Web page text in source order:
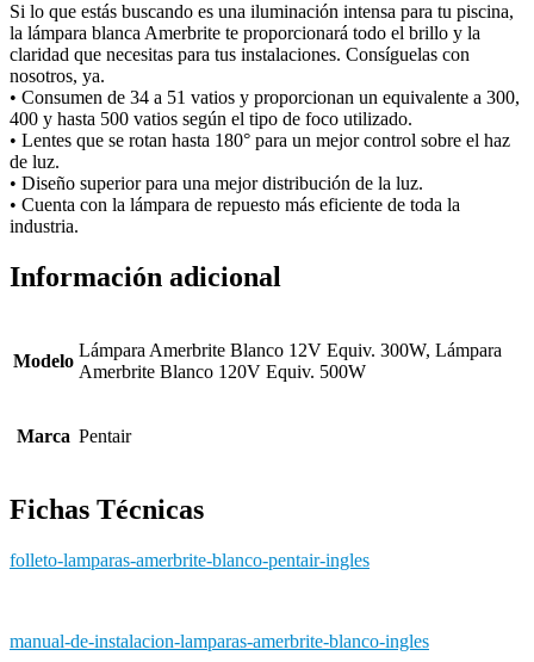
Si lo que estás buscando es una iluminación intensa para tu piscina,
la lámpara blanca Amerbrite te proporcionará todo el brillo y la
claridad que necesitas para tus instalaciones. Consíguelas con
nosotros, ya.
• Consumen de 34 a 51 vatios y proporcionan un equivalente a 300,
400 y hasta 500 vatios según el tipo de foco utilizado.
• Lentes que se rotan hasta 180° para un mejor control sobre el haz
de luz.
• Diseño superior para una mejor distribución de la luz.
• Cuenta con la lámpara de repuesto más eficiente de toda la
industria.
Información adicional
Modelo
Lámpara Amerbrite Blanco 12V Equiv. 300W, Lámpara
Amerbrite Blanco 120V Equiv. 500W
Marca Pentair
Fichas Técnicas
folleto-lamparas-amerbrite-blanco-pentair-ingles
manual-de-instalacion-lamparas-amerbrite-blanco-ingles